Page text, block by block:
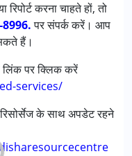
करना चाहते हों, तो
पर संपर्क करें। आप
हैं।
लिंक पर क्लिक करें
services/
रिसोर्सेज के साथ अपडेट रहने